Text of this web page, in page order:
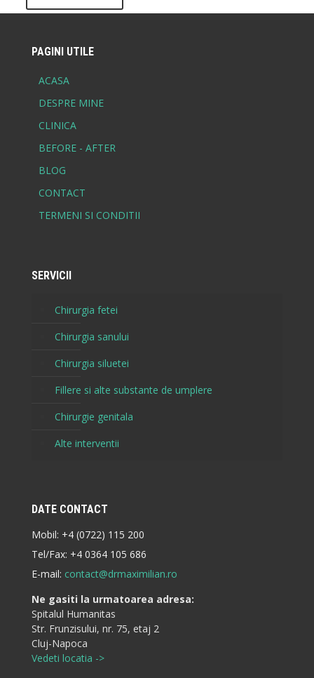
PAGINI UTILE
ACASA
DESPRE MINE
CLINICA
BEFORE - AFTER
BLOG
CONTACT
TERMENI SI CONDITII
SERVICII
Chirurgia fetei
Chirurgia sanului
Chirurgia siluetei
Fillere si alte substante de umplere
Chirurgie genitala
Alte interventii
DATE CONTACT
Mobil: +4 (0722) 115 200
Tel/Fax: +4 0364 105 686
E-mail: contact@drmaximilian.ro
Ne gasiti la urmatoarea adresa:
Spitalul Humanitas
Str. Frunzisului, nr. 75, etaj 2
Cluj-Napoca
Vedeti locatia ->